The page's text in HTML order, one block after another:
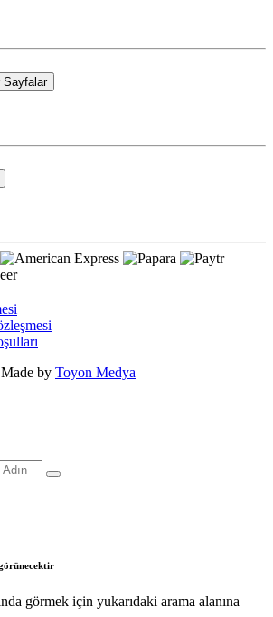
Sayfalar
by Toyon Medya
görmek için yukarıdaki arama alanına